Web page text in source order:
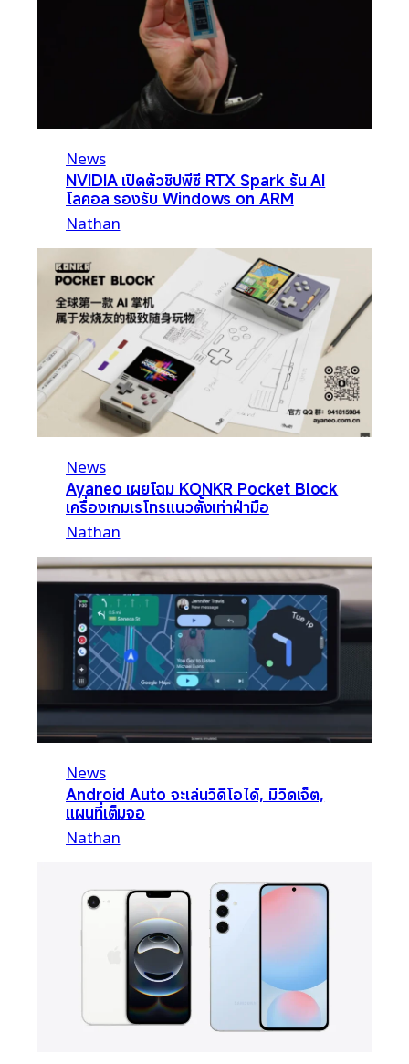
News
NVIDIA เปิดตัวชิปพีซี RTX Spark รัน AI
โลคอล รองรับ Windows on ARM
Nathan
News
Ayaneo เผยโฉม KONKR Pocket Block
เครื่องเกมเรโทรแนวตั้งเท่าฝ่ามือ
Nathan
News
Android Auto จะเล่นวิดีโอได้, มีวิดเจ็ต,
แผนที่เต็มจอ
Nathan